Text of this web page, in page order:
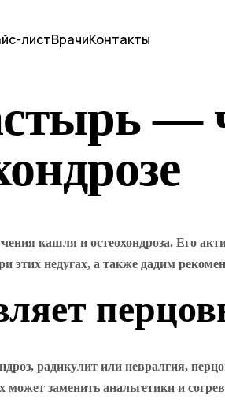
листВрачиКонтакты
—
кашля и остеохондроза. Его
этих недугах, а также дадим
радикулит или невралгия,
заменить анальгетики и